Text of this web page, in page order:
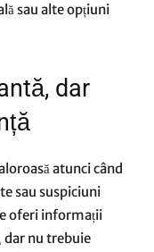
sau alte opțiuni
dar
atunci când
sau suspiciuni
oferi informații
dar nu trebuie